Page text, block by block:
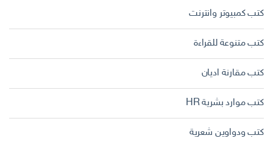
كتب كمبيوتر وانترنت
كتب متنوعة للقراءة
كتب مقارنة اديان
كتب موارد بشرية HR
كتب ودواوين شعرية